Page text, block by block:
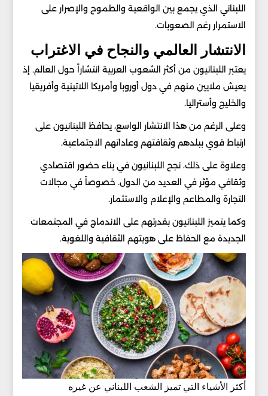
اللبناني الذي يجمع بين الواقعية والطموح والإصرار على
الاستمرار رغم الصعوبات.
الانتشار العالمي والنجاح في الاغتراب
يعتبر اللبنانيون من أكثر الشعوب العربية انتشاراً حول العالم. إذ
يعيش ملايين منهم في دول أوروبا وأمريكا اللاتينية وأفريقيا
والخليج وأستراليا.
وعلى الرغم من هذا الانتشار الواسع، يحافظ اللبنانيون على
ارتباط قوي ببلدهم وثقافتهم وعاداتهم الاجتماعية.
وعلاوة على ذلك، نجح اللبنانيون في بناء حضور اقتصادي
وثقافي مؤثر في العديد من الدول. خصوصاً في مجالات
التجارة والمطاعم والإعلام والاستثمار.
وكما يتميز اللبنانيون بقدرتهم على الاندماج في المجتمعات
الجديدة مع الحفاظ على هويتهم الثقافية واللغوية.
أكثر الأشياء التي تميز الشعب اللبناني عن غيره